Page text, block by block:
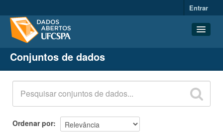
Entrar
Conjuntos de dados
Organizações
Grupos
Sobre
Conjuntos de dados
Ordenar por